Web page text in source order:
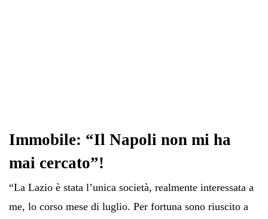
Immobile: “Il Napoli non mi ha
mai cercato”!
“La Lazio è stata l’unica società, realmente interessata a
me, lo corso mese di luglio. Per fortuna sono riuscito a